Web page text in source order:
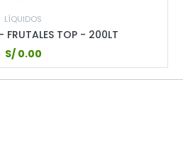
LÍQUIDOS
FRUTALES TOP - 200LT
S/ 0.00